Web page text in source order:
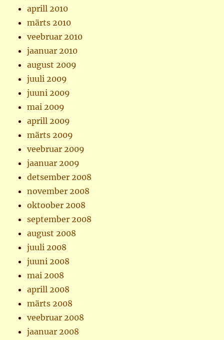
aprill 2010
märts 2010
veebruar 2010
jaanuar 2010
august 2009
juuli 2009
juuni 2009
mai 2009
aprill 2009
märts 2009
veebruar 2009
jaanuar 2009
detsember 2008
november 2008
oktoober 2008
september 2008
august 2008
juuli 2008
juuni 2008
mai 2008
aprill 2008
märts 2008
veebruar 2008
jaanuar 2008